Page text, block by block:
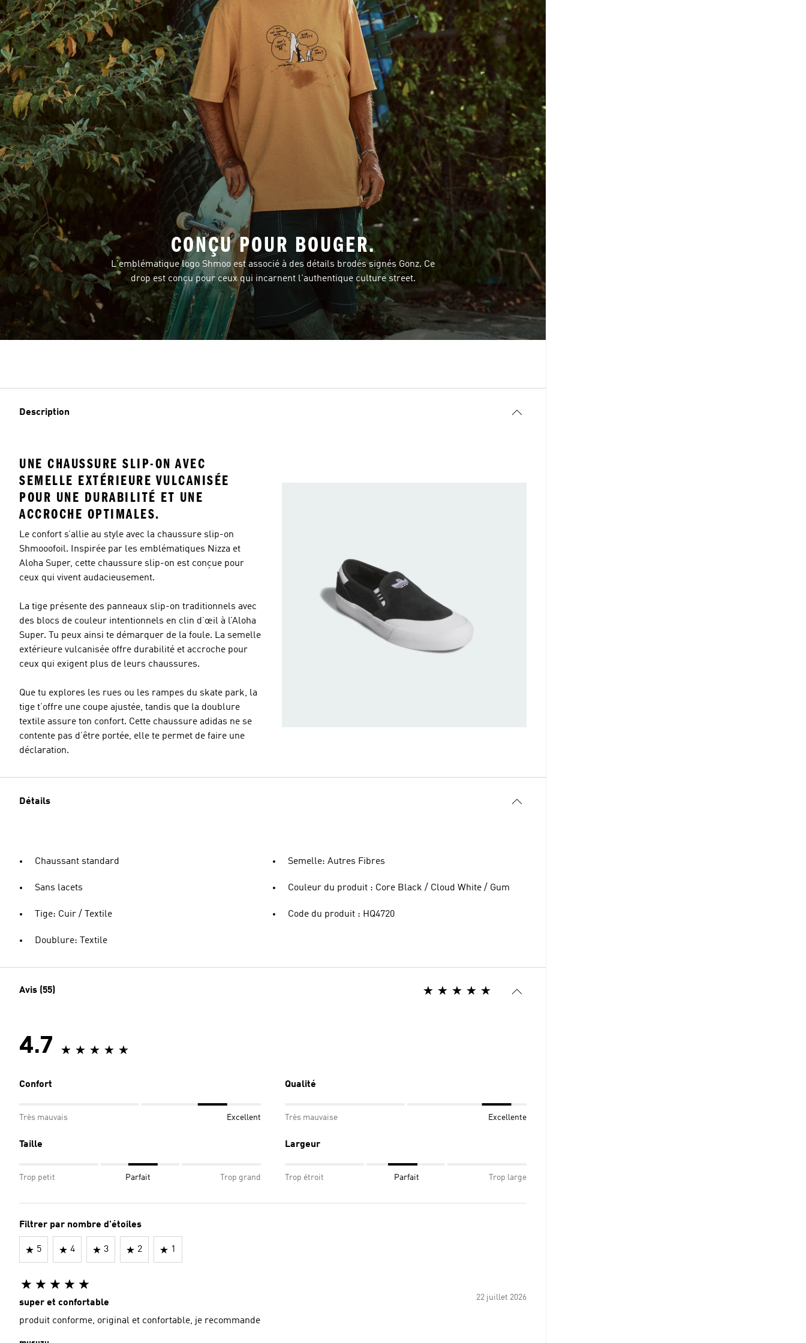
CONÇU POUR BOUGER.
L'emblématique logo Shmoo est associé à des détails brodés signés Gonz. Ce
drop est conçu pour ceux qui incarnent l'authentique culture street.
Description
UNE CHAUSSURE SLIP-ON AVEC
SEMELLE EXTÉRIEURE VULCANISÉE
POUR UNE DURABILITÉ ET UNE
ACCROCHE OPTIMALES.
Le confort s’allie au style avec la chaussure slip-on
Shmooofoil. Inspirée par les emblématiques Nizza et
Aloha Super, cette chaussure slip-on est conçue pour
ceux qui vivent audacieusement.
La tige présente des panneaux slip-on traditionnels avec
des blocs de couleur intentionnels en clin d’œil à l’Aloha
Super. Tu peux ainsi te démarquer de la foule. La semelle
extérieure vulcanisée offre durabilité et accroche pour
ceux qui exigent plus de leurs chaussures.
Que tu explores les rues ou les rampes du skate park, la
tige t’offre une coupe ajustée, tandis que la doublure
textile assure ton confort. Cette chaussure adidas ne se
contente pas d’être portée, elle te permet de faire une
déclaration.
Détails
Chaussant standard
Sans lacets
Tige: Cuir / Textile
Doublure: Textile
Semelle: Autres Fibres
Couleur du produit : Core Black / Cloud White / Gum
Code du produit : HQ4720
Avis (55)
4.7
Confort
Très mauvais Excellent
Qualité
Très mauvaise Excellente
Taille
Trop petit Parfait Trop grand
Largeur
Trop étroit Parfait Trop large
Filtrer par nombre d'étoiles
5 4 3 2 1
22 juillet 2026
super et confortable
produit conforme, original et confortable, je recommande